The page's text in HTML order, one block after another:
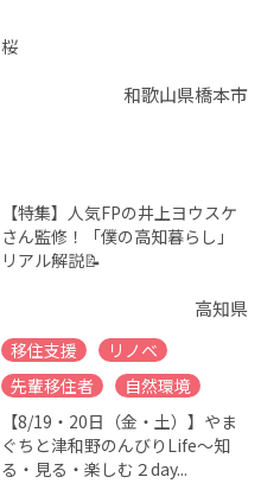
桜
和歌山県橋本市
【特集】人気FPの井上ヨウスケ
さん監修！「僕の高知暮らし」
リアル解説📝
高知県
移住支援
リノベ
先輩移住者
自然環境
【8/19・20日（金・土）】やま
ぐちと津和野のんびりLife～知
る・見る・楽しむ２day...